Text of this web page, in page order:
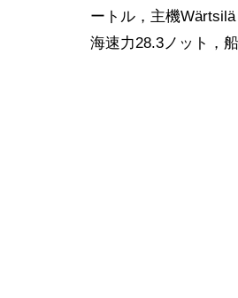
ートル，主機
海速力28.3ノット，
（東京